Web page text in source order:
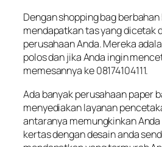
Dengan shopping bag
mendapatkan tas yang dicetak
perusahaan Anda. Mereka
polos dan jika Anda ingin
memesannya ke 08174104111.
Ada banyak perusahaan paper
menyediakan layanan
antaranya memungkinkan
kertas dengan desain anda